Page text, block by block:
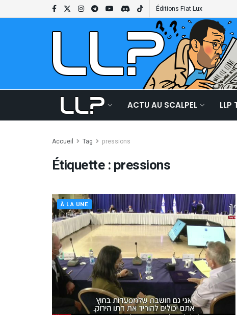
Éditions Fiat Lux
ACTU AU SCALPEL LLP
Accueil Tag pressions
Étiquette :pressions
À LA UNE